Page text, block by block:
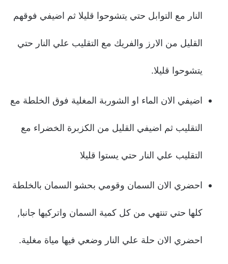
النار مع التوابل حتي يتشوحوا قليلا ثم اضيفي فوقهم
القليل من الارز والفريك مع التقليب علي النار حتي
يتشوحوا قليلا.
اضيفي الان الماء او الشوربة المغلية فوق الخلطة مع
التقليب ثم اضيفي القليل من الكزبرة الخضراء مع
التقليب علي النار حتي يستوا قليلا
احضري الان السمان وقومي بحشو السمان بالخلطة
كلها حتي تنتهي من كل كمية السمان واتركيها جانبا,
احضري الان حلة علي النار وضعي فيها مياة مغلية.